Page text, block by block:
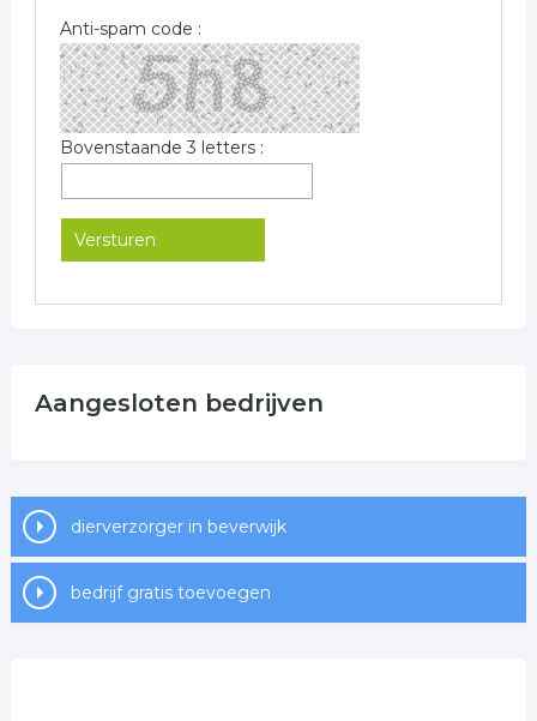
Anti-spam code :
Bovenstaande 3 letters :
Aangesloten bedrijven
dierverzorger in beverwijk
bedrijf gratis toevoegen